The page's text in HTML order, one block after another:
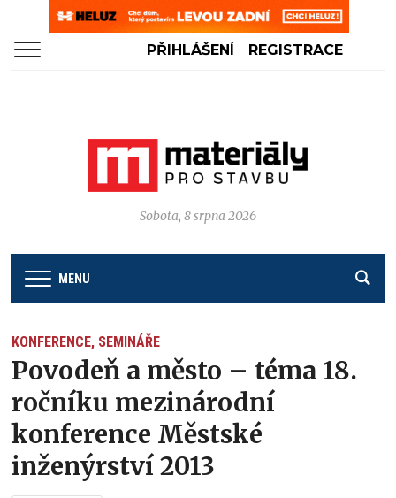
PŘIHLÁŠENÍ REGISTRACE
Sobota, 8 srpna 2026
MENU
KONFERENCE, SEMINÁŘE
Povodeň a město – téma 18.
ročníku mezinárodní
konference Městské
inženýrství 2013